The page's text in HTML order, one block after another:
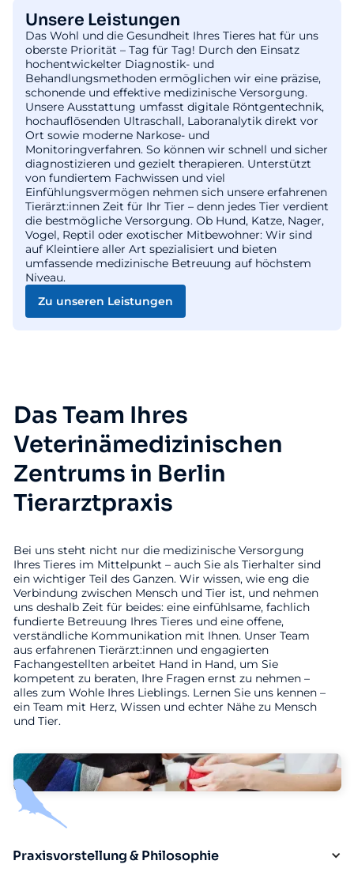
Unsere Leistungen
Das Wohl und die Gesundheit Ihres Tieres hat für uns
oberste Priorität – Tag für Tag! Durch den Einsatz
hochentwickelter Diagnostik- und
Behandlungsmethoden ermöglichen wir eine präzise,
schonende und effektive medizinische Versorgung.
Unsere Ausstattung umfasst digitale Röntgentechnik,
hochauflösenden Ultraschall, Laboranalytik direkt vor
Ort sowie moderne Narkose- und
Monitoringverfahren. So können wir schnell und sicher
diagnostizieren und gezielt therapieren. Unterstützt
von fundiertem Fachwissen und viel
Einfühlungsvermögen nehmen sich unsere erfahrenen
Tierärzt:innen Zeit für Ihr Tier – denn jedes Tier verdient
die bestmögliche Versorgung. Ob Hund, Katze, Nager,
Vogel, Reptil oder exotischer Mitbewohner: Wir sind
auf Kleintiere aller Art spezialisiert und bieten
umfassende medizinische Betreuung auf höchstem
Niveau.
Zu unseren Leistungen
Das Team Ihres
Veterinämedizinischen
Zentrums in Berlin
Tierarztpraxis
Bei uns steht nicht nur die medizinische Versorgung
Ihres Tieres im Mittelpunkt – auch Sie als Tierhalter sind
ein wichtiger Teil des Ganzen. Wir wissen, wie eng die
Verbindung zwischen Mensch und Tier ist, und nehmen
uns deshalb Zeit für beides: eine einfühlsame, fachlich
fundierte Betreuung Ihres Tieres und eine offene,
verständliche Kommunikation mit Ihnen. Unser Team
aus erfahrenen Tierärzt:innen und engagierten
Fachangestellten arbeitet Hand in Hand, um Sie
kompetent zu beraten, Ihre Fragen ernst zu nehmen –
alles zum Wohle Ihres Lieblings. Lernen Sie uns kennen –
ein Team mit Herz, Wissen und echter Nähe zu Mensch
und Tier.
Praxisvorstellung & Philosophie